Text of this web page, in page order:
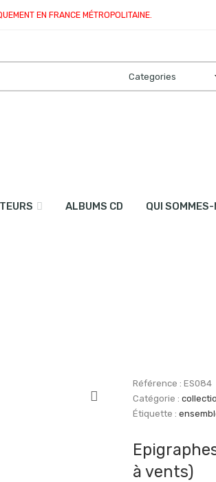
EN FRANCE MÉTROPOLITAINE.
ALBUMS CD QUI
Référence : ES084
Catégorie :
Étiquette :
à vents)